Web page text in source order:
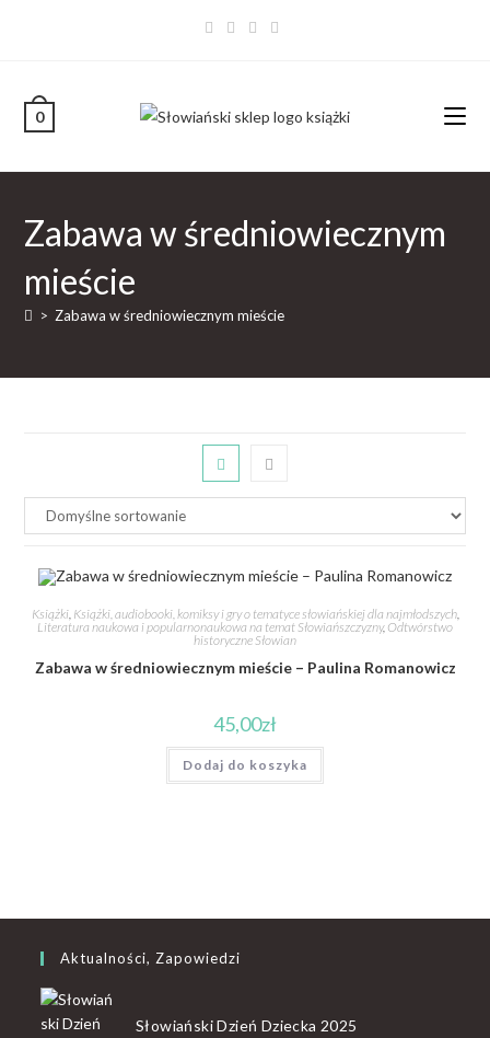
0
Zabawa w średniowiecznym
mieście
> Zabawa w średniowiecznym mieście
Książki, Książki, audiobooki, komiksy i gry o tematyce słowiańskiej dla najmłodszych,
Literatura naukowa i popularnonaukowa na temat Słowiańszczyzny, Odtwórstwo
historyczne Słowian
Zabawa w średniowiecznym mieście – Paulina Romanowicz
45,00zł
Dodaj do koszyka
Aktualności, Zapowiedzi
Słowiański Dzień Dziecka 2025